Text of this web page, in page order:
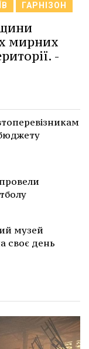
ГАРНІЗОН
мирних
-
музей
своє день